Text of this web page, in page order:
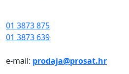
01 3873 875
01 3873 639
e-mail: prodaja@prosat.hr